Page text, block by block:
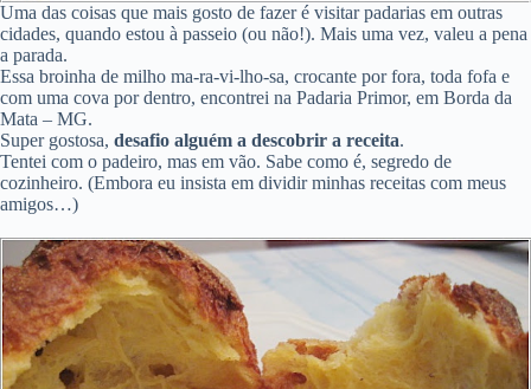
Uma das coisas que mais gosto de fazer é visitar padarias em outras
cidades, quando estou à passeio (ou não!). Mais uma vez, valeu a pena
a parada.
Essa broinha de milho ma-ra-vi-lho-sa, crocante por fora, toda fofa e
com uma cova por dentro, encontrei na Padaria Primor, em Borda da
Mata – MG.
Super gostosa, desafio alguém a descobrir a receita.
Tentei com o padeiro, mas em vão. Sabe como é, segredo de
cozinheiro. (Embora eu insista em dividir minhas receitas com meus
amigos…)